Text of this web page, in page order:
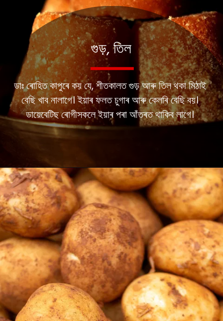
ডাঃ ৰোহিত কাপুৰে কয় যে, শীতকালত গুড় আৰু তিল থকা মিঠাই
বেছি খাব নালাগে। ইয়াৰ ফলত চুগাৰ আৰু কেলৰি বেছি বয়।
ডায়েবেটিছ ৰোগীসকলে ইয়াৰ পৰা আঁতৰত থাকিব লাগে।
গুড়, তিল